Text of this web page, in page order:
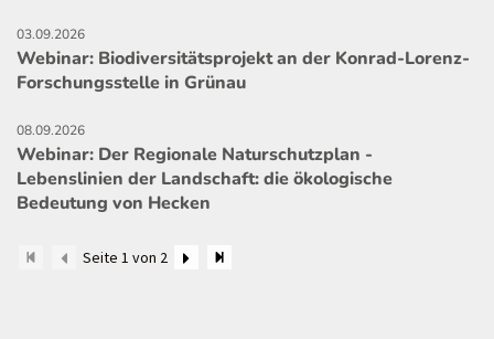
03.09.2026
Webinar: Biodiversitätsprojekt an der Konrad-Lorenz-
Forschungsstelle in Grünau
08.09.2026
Webinar: Der Regionale Naturschutzplan -
Lebenslinien der Landschaft: die ökologische
Bedeutung von Hecken
Seite 1 von 2